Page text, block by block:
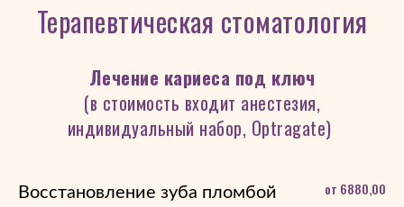
Терапевтическая стоматология
Лечение кариеса под ключ
(в стоимость входит анестезия,
индивидуальный набор, Optragate)
Восстановление зуба пломбой
от 6880,00